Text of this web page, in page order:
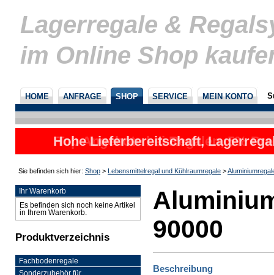
Lagerregale &
im Online Shop
HOME ANFRAGE SHOP SERVICE MEIN KONTO
Hohe Lieferbereitschaft,
nicht
Sie befinden sich hier: Shop > Lebensmittelregal und Kühlraumregale >
Ihr Warenkorb
Es befinden sich noch keine Artikel
in Ihrem Warenkorb.
Produktverzeichnis
Fachbodenregale
Sonderzubehör für
90000
Beschreibung